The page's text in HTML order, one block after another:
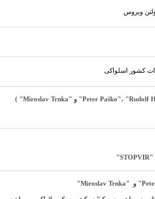
ویروس
کشور اسلواکی
، "Rudolf و "Miroslav Trnka"
)
"STOPVIR"
و "Miroslav Trnka"